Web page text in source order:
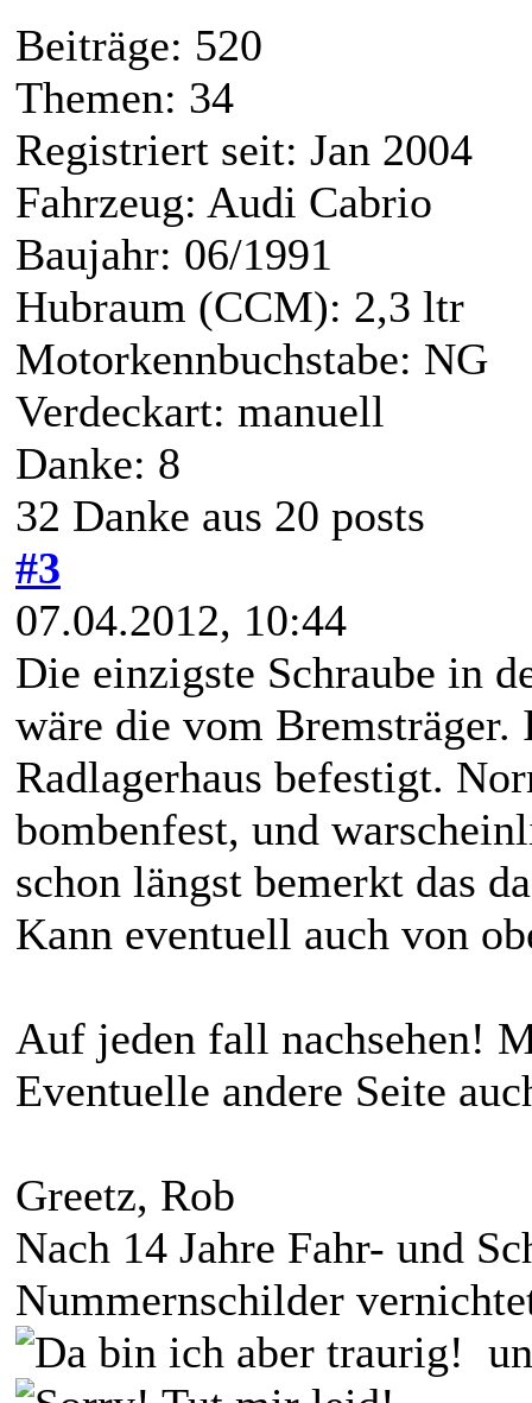
Beiträge: 520
Themen: 34
Registriert seit: Jan 2004
Fahrzeug: Audi Cabrio
Baujahr: 06/1991
Hubraum (CCM): 2,3 ltr
Motorkennbuchstabe: NG
Verdeckart: manuell
Danke: 8
32 Danke aus 20 posts
#3
07.04.2012, 10:44
Die einzigste Schraube in
wäre die vom
Radlagerhaus befestigt.
bombenfest, und
schon längst bemerkt das
Kann eventuell auch von
Auf jeden fall nachsehen!
Eventuelle andere Seite
Greetz, Rob
Nach 14 Jahre Fahr- und
Nummernschilder